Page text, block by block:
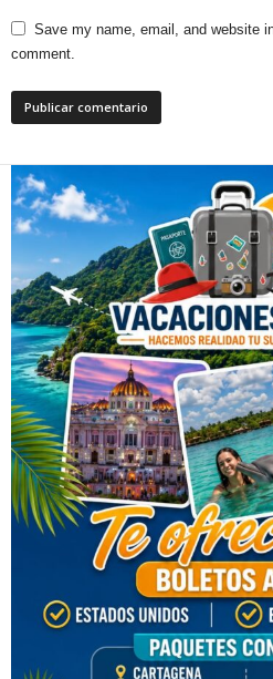
Save my name, email, and website
comment.